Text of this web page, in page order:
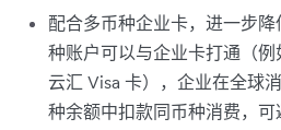
配合多币种企业卡，进一步
种账户可以与企业卡打通（
云汇 Visa 卡），企业在全球
种余额中扣款同币种消费，